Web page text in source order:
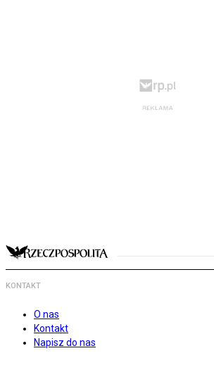
KONTAKT
O nas
Kontakt
Napisz do nas